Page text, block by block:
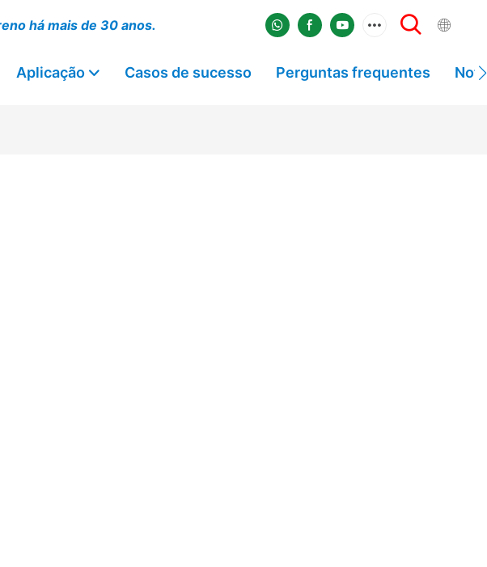
há mais de 30 anos.
Aplicação Casos de sucesso Perguntas frequentes